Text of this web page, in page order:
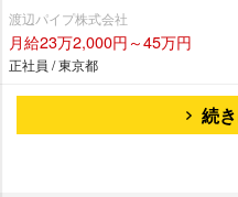
渡辺パイプ株式会社
月給23万2,000円～45万円
正社員 / 東京都
続